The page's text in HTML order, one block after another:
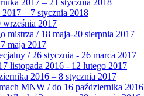
2017 – 21 stycznia 2018
– 7 stycznia 2018
2017
mistrza / 18 maja-20 sierpnia 2017
maja 2017
/ 26 stycznia - 26 marca 2017
listopada 2016 - 12 lutego 2017
2016 – 8 stycznia 2017
MNW / do 16 października 2016